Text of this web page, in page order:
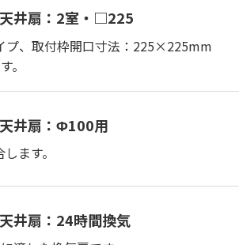
井扇：2室・□225
プ、取付枠開口寸法：225×225mm
。
井扇：Φ100用
ます。
井扇：24時間換気